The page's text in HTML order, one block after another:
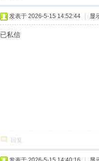
发表于 2026-5-15 14:52:44 显
已私信
回复